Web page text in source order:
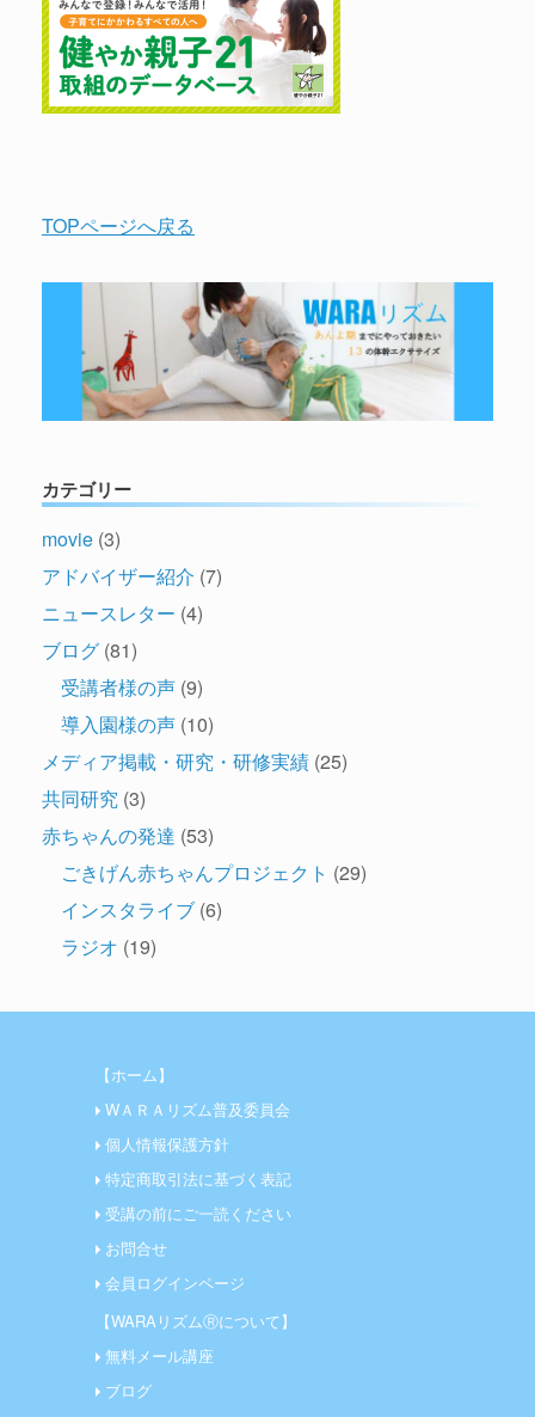
TOPページへ戻る
カテゴリー
movie (3)
アドバイザー紹介 (7)
ニュースレター (4)
ブログ (81)
受講者様の声 (9)
導入園様の声 (10)
メディア掲載・研究・研修実績 (25)
共同研究 (3)
赤ちゃんの発達 (53)
ごきげん赤ちゃんプロジェクト (29)
インスタライブ (6)
ラジオ (19)
【ホーム】
WＡＲＡリズム普及委員会
個人情報保護方針
特定商取引法に基づく表記
受講の前にご一読ください
お問合せ
会員ログインページ
【WARAリズムⓇについて】
無料メール講座
ブログ